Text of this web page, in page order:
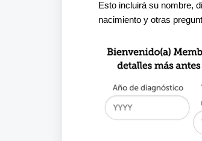
Esto incluirá su nombre,
nacimiento y otras